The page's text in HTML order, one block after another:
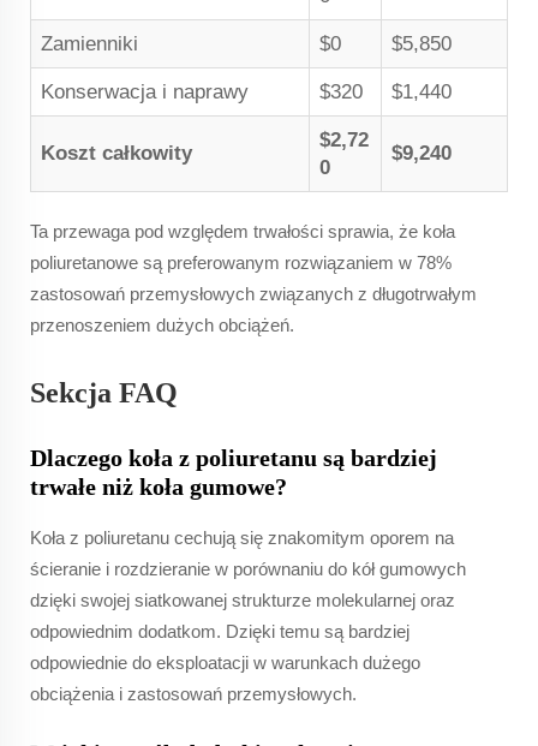
Zamienniki $0 $5,850
Konserwacja i naprawy $320 $1,440
Koszt całkowity
$2,72
0
$9,240
Ta przewaga pod względem trwałości sprawia, że koła
poliuretanowe są preferowanym rozwiązaniem w 78%
zastosowań przemysłowych związanych z długotrwałym
przenoszeniem dużych obciążeń.
Sekcja FAQ
Dlaczego koła z poliuretanu są bardziej
trwałe niż koła gumowe?
Koła z poliuretanu cechują się znakomitym oporem na
ścieranie i rozdzieranie w porównaniu do kół gumowych
dzięki swojej siatkowanej strukturze molekularnej oraz
odpowiednim dodatkom. Dzięki temu są bardziej
odpowiednie do eksploatacji w warunkach dużego
obciążenia i zastosowań przemysłowych.